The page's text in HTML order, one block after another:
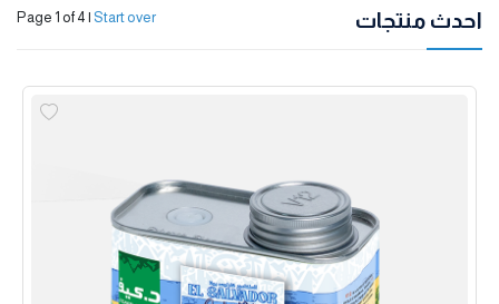
احدث منتجات Page 1 of 4 | Start over